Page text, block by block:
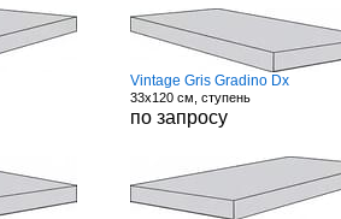
Vintage Gris Gradino Dx
33x120 см, ступень
по запросу